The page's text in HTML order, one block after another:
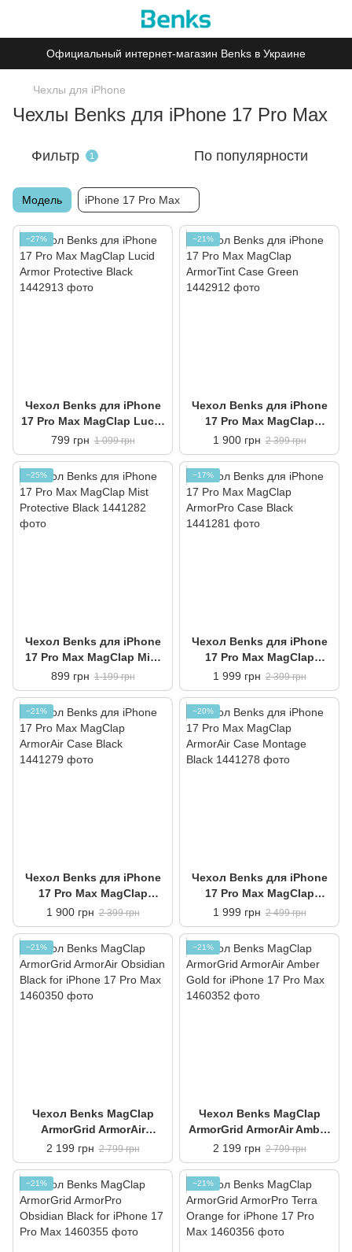
Официальный интернет-магазин Benks в Украине
Чехлы для iPhone
Чехлы Benks для iPhone 17 Pro Max
Фильтр 1 По популярности
Модель iPhone 17 Pro Max
−27%
Чехол Benks для iPhone
17 Pro Max MagClap Lucid
Armor Protective Black
799 грн 1 099 грн
−21%
Чехол Benks для iPhone
17 Pro Max MagClap
ArmorTint Case Green
1 900 грн 2 399 грн
−25%
Чехол Benks для iPhone
17 Pro Max MagClap Mist
Protective Black
899 грн 1 199 грн
−17%
Чехол Benks для iPhone
17 Pro Max MagClap
ArmorPro Case Black
1 999 грн 2 399 грн
−21%
Чехол Benks для iPhone
17 Pro Max MagClap
ArmorAir Case Black
1 900 грн 2 399 грн
−20%
Чехол Benks для iPhone
17 Pro Max MagClap
ArmorAir Case Montage
Black
1 999 грн 2 499 грн
−21%
Чехол Benks MagClap
ArmorGrid ArmorAir
Obsidian Black for iPhone
17 Pro Max
2 199 грн 2 799 грн
−21%
Чехол Benks MagClap
ArmorGrid ArmorAir Amber
Gold for iPhone 17 Pro
Max
2 199 грн 2 799 грн
−21% −21%